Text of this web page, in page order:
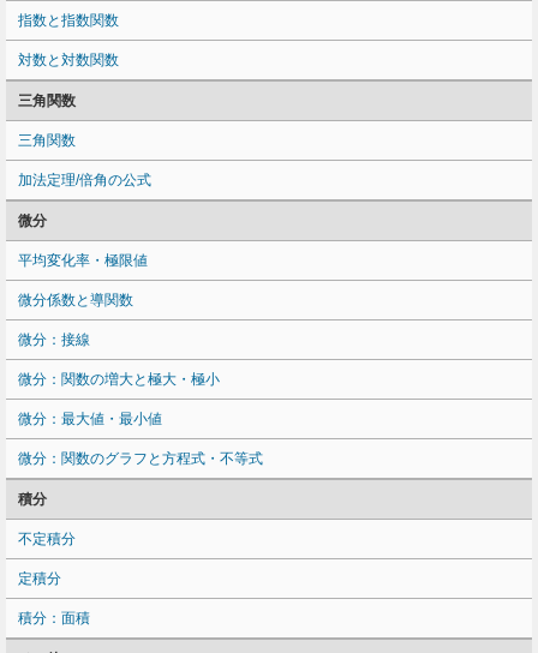
指数と指数関数
対数と対数関数
三角関数
三角関数
加法定理/倍角の公式
微分
平均変化率・極限値
微分係数と導関数
微分：接線
微分：関数の増大と極大・極小
微分：最大値・最小値
微分：関数のグラフと方程式・不等式
積分
不定積分
定積分
積分：面積